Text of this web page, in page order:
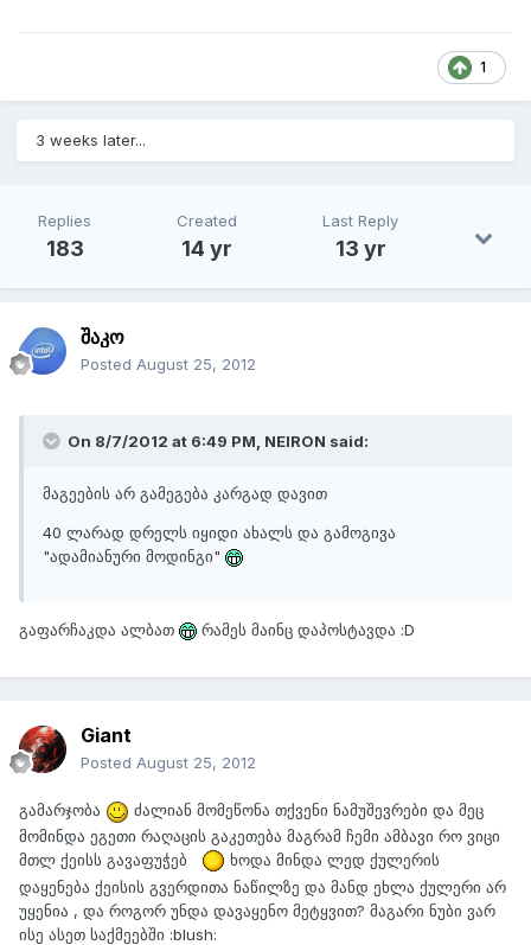
1
3 weeks later...
Replies
183
Created
14 yr
Last Reply
13 yr
შაკო
Posted August 25, 2012
On 8/7/2012 at 6:49 PM, NEIRON said:
მაგეების არ გამეგება კარგად დავით
40 ლარად დრელს იყიდი ახალს და გამოგივა
"ადამიანური მოდინგი"
გაფარჩაკდა ალბათ რამეს მაინც დაპოსტავდა :D
Giant
Posted August 25, 2012
გამარჯობა
ძალიან მომეწონა თქვენი ნამუშევრები და მეც
მომინდა ეგეთი რაღაცის გაკეთება მაგრამ ჩემი ამბავი რო ვიცი
მთლ ქეისს გავაფუჭებ
ხოდა მინდა ლედ ქულერის
დაყენება ქეისის გვერდითა ნაწილზე და მანდ ეხლა ქულერი არ
უყენია , და როგორ უნდა დავაყენო მეტყვით? მაგარი ნუბი ვარ
ისე ასეთ საქმეებში :blush: